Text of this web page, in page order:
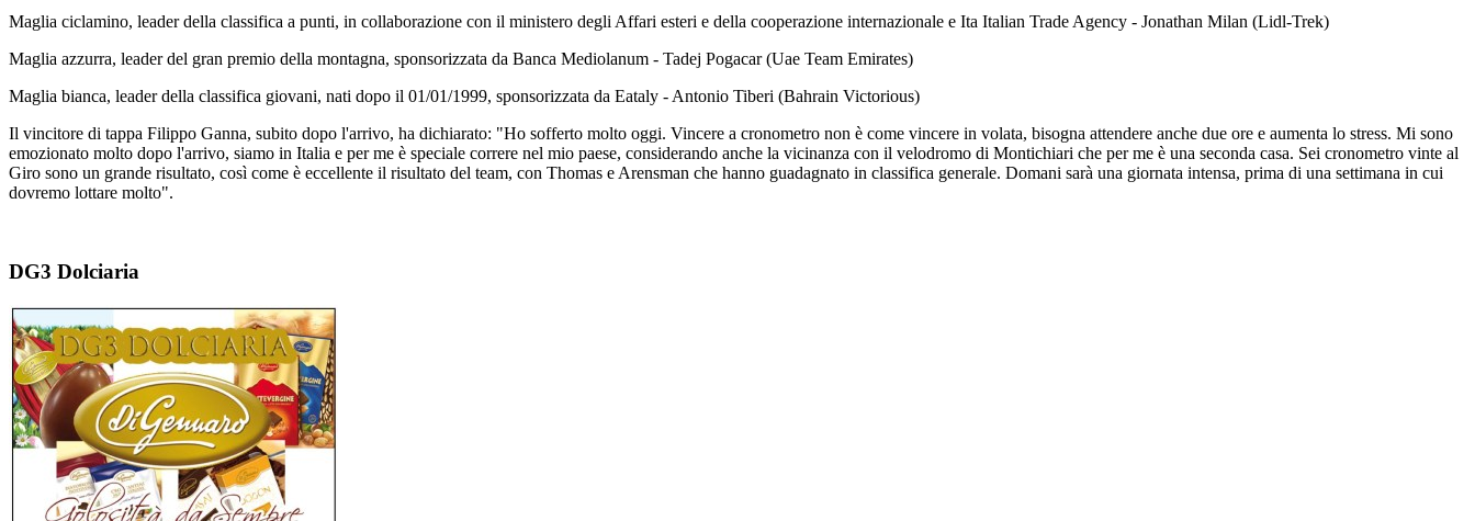
Maglia ciclamino, leader della classifica a punti, in collaborazione con il ministero degli Affari esteri e della cooperazione internazionale e Ita Italian Trade Agency - Jonathan Milan (Lidl-Trek)
Maglia azzurra, leader del gran premio della montagna, sponsorizzata da Banca Mediolanum - Tadej Pogacar (Uae Team Emirates)
Maglia bianca, leader della classifica giovani, nati dopo il 01/01/1999, sponsorizzata da Eataly - Antonio Tiberi (Bahrain Victorious)
Il vincitore di tappa Filippo Ganna, subito dopo l'arrivo, ha dichiarato: "Ho sofferto molto oggi. Vincere a cronometro non è come vincere in volata, bisogna attendere anche due ore e aumenta lo stress. Mi sono
emozionato molto dopo l'arrivo, siamo in Italia e per me è speciale correre nel mio paese, considerando anche la vicinanza con il velodromo di Montichiari che per me è una seconda casa. Sei cronometro vinte al
Giro sono un grande risultato, così come è eccellente il risultato del team, con Thomas e Arensman che hanno guadagnato in classifica generale. Domani sarà una giornata intensa, prima di una settimana in cui
dovremo lottare molto".
DG3 Dolciaria